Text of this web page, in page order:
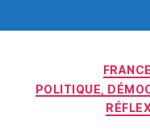
FRANCE
POLITIQUE,